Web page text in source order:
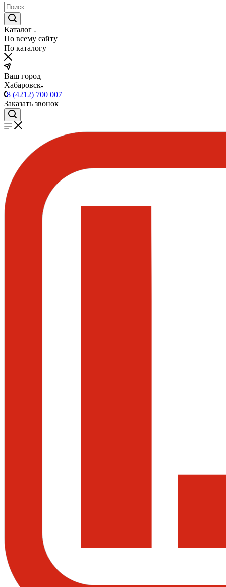
Каталог
По всему сайту
По каталогу
Ваш город
Хабаровск
8 (4212) 700 007
Заказать звонок